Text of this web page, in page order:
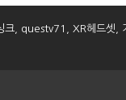
크 questv71 XR헤드셋